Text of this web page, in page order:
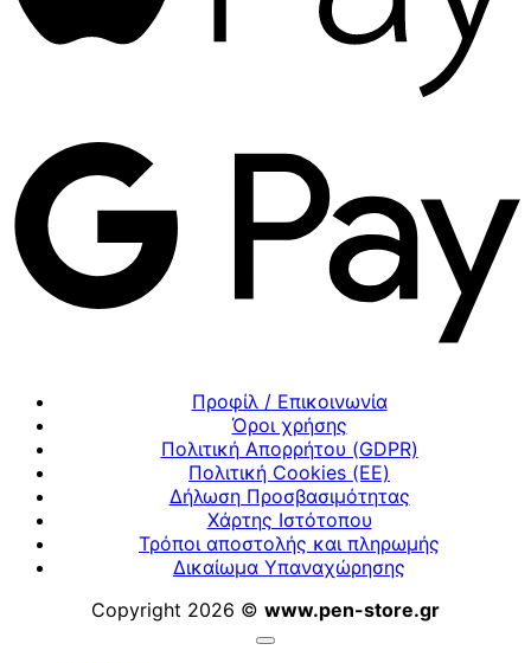
Προφίλ / Επικοινωνία
Όροι χρήσης
Πολιτική Απορρήτου (GDPR)
Πολιτική Cookies (ΕΕ)
Δήλωση Προσβασιμότητας
Χάρτης Ιστότοπου
Τρόποι αποστολής και πληρωμής
Δικαίωμα Υπαναχώρησης
Copyright 2026 © www.pen-store.gr